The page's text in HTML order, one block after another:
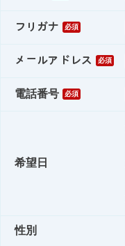
フリガナ
メールアドレス
電話番号
希望日
性別